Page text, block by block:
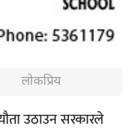
लोकप्रिय
उठाउन सरकारले